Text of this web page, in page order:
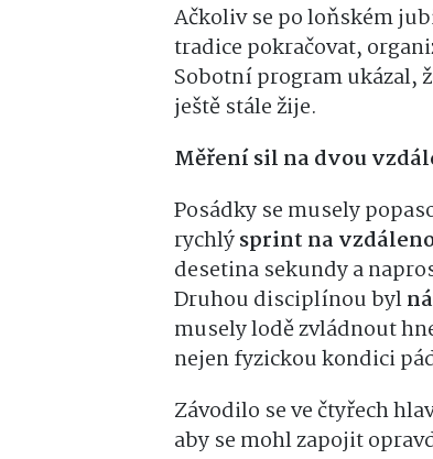
Ačkoliv se po loňském
tradice pokračovat,
Sobotní program ukázal,
ještě stále žije.
Měření sil na dvou
Posádky se musely
rychlýsprint na
desetina sekundy a
Druhou disciplínou byl
musely lodě zvládnout
nejen fyzickou kondici
Závodilo se ve čtyřech
aby se mohl zapojit